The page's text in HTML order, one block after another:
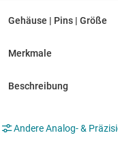
Andere Analog- &